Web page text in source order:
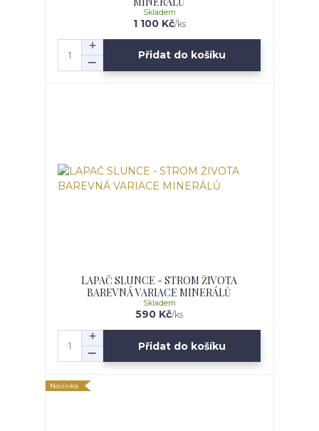
1 100 Kč/ks
Skladem
Přidat do košíku
LAPAČ SLUNCE - STROM ŽIVOTA
BAREVNÁ VARIACE MINERÁLŮ
590 Kč/ks
Skladem
Přidat do košíku
Novinka